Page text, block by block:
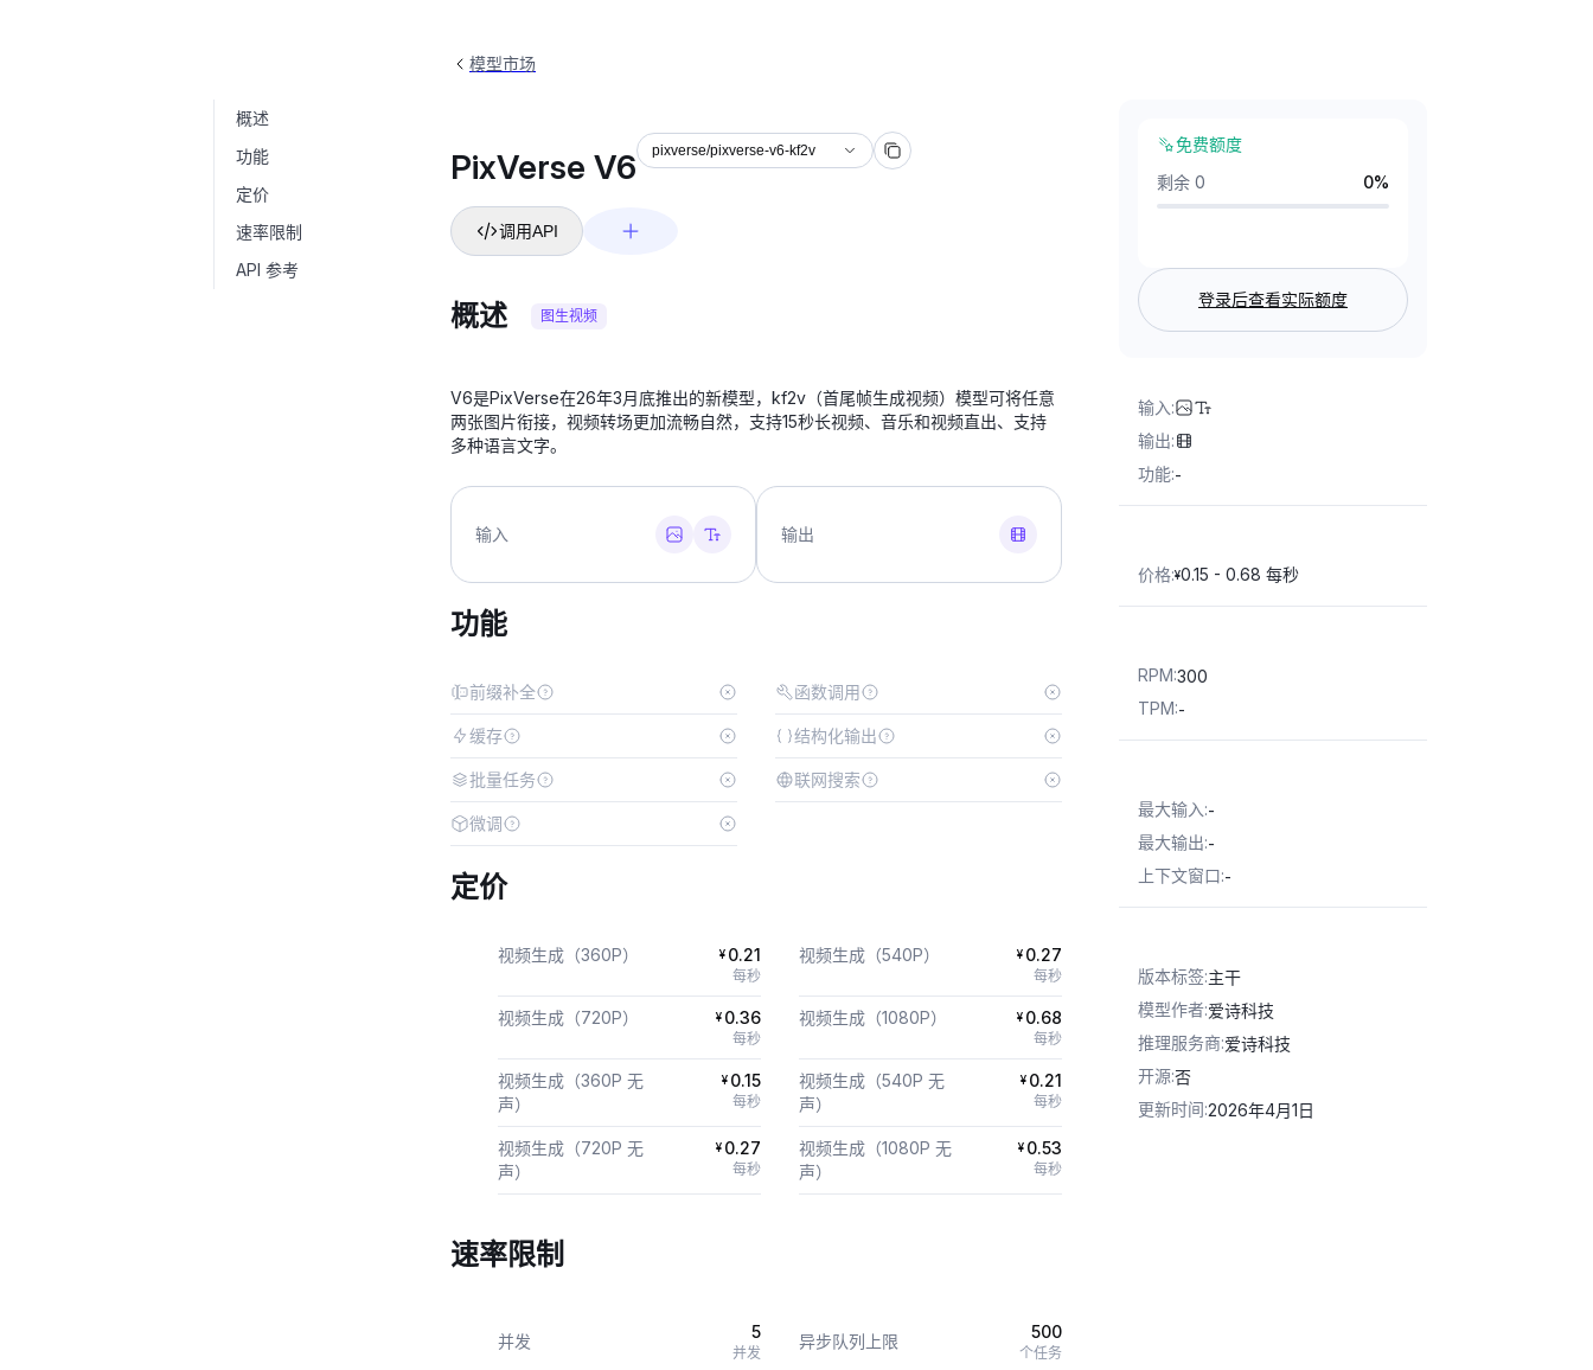
概述
功能
定价
速率限制
API 参考
模型市场
PixVerse V6 pixverse/pixverse-v6-kf2v
调用API
概述 图生视频
V6是PixVerse在26年3月底推出的新模型，kf2v（首尾帧生成视频）模型可将任意
两张图片衔接，视频转场更加流畅自然，支持15秒长视频、音乐和视频直出、支持
多种语言文字。
输入 输出
功能
前缀补全 函数调用
缓存 结构化输出
批量任务 联网搜索
微调
定价
视频生成（360P） ¥ 0.21
每秒
视频生成（540P） ¥ 0.27
每秒
视频生成（720P） ¥ 0.36
每秒
视频生成（1080P） ¥ 0.68
每秒
视频生成（360P 无
声）
¥ 0.15
每秒
视频生成（540P 无
声）
¥ 0.21
每秒
视频生成（720P 无
声）
¥ 0.27
每秒
视频生成（1080P 无
声）
¥ 0.53
每秒
速率限制
并发 5
并发
异步队列上限 500
个任务
免费额度
剩余 0
0%
登录后查看实际额度
输入:
输出:
功能:-
价格:¥0.15 - 0.68 每秒
RPM:300
TPM:-
最大输入:-
最大输出:-
上下文窗口:-
版本标签:主干
模型作者:爱诗科技
推理服务商:爱诗科技
开源:否
更新时间:2026年4月1日